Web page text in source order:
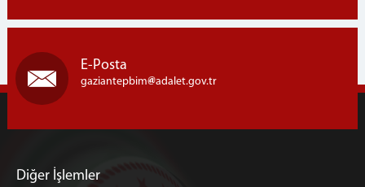
E-Posta
gaziantepbim adalet.gov.tr
Diğer İşlemler